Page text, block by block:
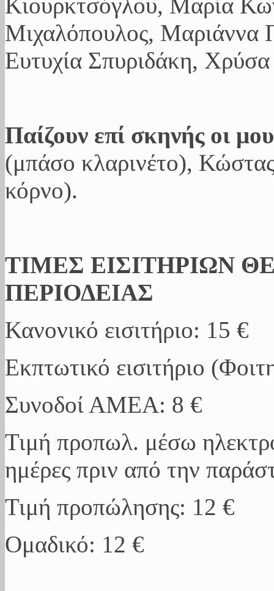
Κιουρκτσόγλου, Μαρία
Μιχαλόπουλος, Μαριάννα
Ευτυχία Σπυριδάκη,
Παίζουν επί σκηνής οι
(μπάσο κλαρινέτο),
κόρνο).
ΤΙΜΕΣ ΕΙΣΙΤΗΡΙΩΝ
ΠΕΡΙΟΔΕΙΑΣ
Κανονικό εισιτήριο: 15 €
Εκπτωτικό εισιτήριο
Συνοδοί ΑΜΕΑ: 8 €
Τιμή προπωλ. μέσω
ημέρες πριν από την
Τιμή προπώλησης: 12 €
Ομαδικό: 12 €